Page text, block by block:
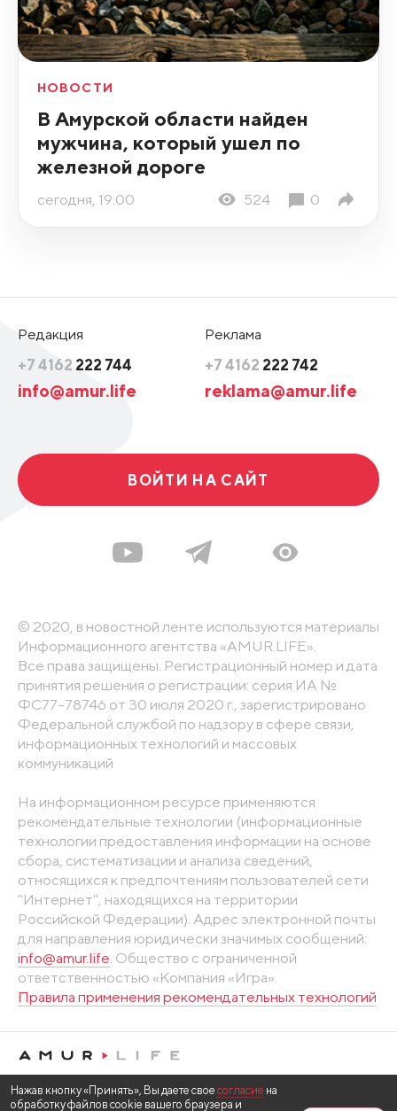
НОВОСТИ
В Амурской области найден
мужчина, который ушел по
железной дороге
сегодня, 19:00 524 0
Редакция
+7 4162 222 744
info@amur.life
Реклама
+7 4162 222 742
reklama@amur.life
ВОЙТИ НА САЙТ
© 2020, в новостной ленте используются материалы
Информационного агентства «AMUR.LIFE».
Все права защищены. Регистрационный номер и дата
принятия решения о регистрации: серия ИА №
ФС77-78746 от 30 июля 2020 г., зарегистрировано
Федеральной службой по надзору в сфере связи,
информационных технологий и массовых
коммуникаций
На информационном ресурсе применяются
рекомендательные технологии (информационные
технологии предоставления информации на основе
сбора, систематизации и анализа сведений,
относящихся к предпочтениям пользователей сети
"Интернет", находящихся на территории
Российской Федерации). Адрес электронной почты
для направления юридически значимых сообщений:
info@amur.life . Общество с ограниченной
ответственностью «Компания «Игра».
Правила применения рекомендательных технологий
Нажав кнопку «Принять», Вы даете свое согласие на
обработку файлов cookie вашего браузера и